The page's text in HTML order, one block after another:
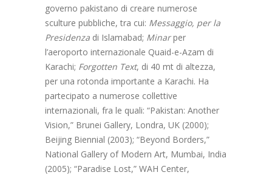
governo pakistano di creare numerose
sculture pubbliche, tra cui: Messaggio, per la
Presidenza di Islamabad; Minarper
l’aeroporto internazionale Quaid-e-Azam di
Karachi; Forgotten Text, di 40 mt di altezza,
per una rotonda importante a Karachi. Ha
partecipato a numerose collettive
internazionali, fra le quali: “Pakistan: Another
Vision,” Brunei Gallery, Londra, UK (2000);
Beijing Biennial (2003); “Beyond Borders,”
National Gallery of Modern Art, Mumbai, India
(2005); “Paradise Lost,” WAH Center,